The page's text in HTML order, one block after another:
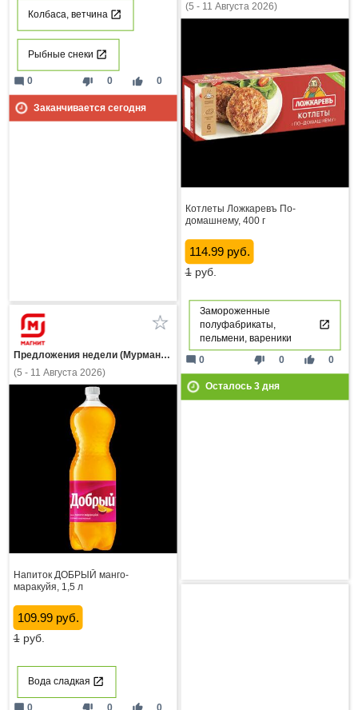
Колбаса, ветчина
Рыбные снеки
thumb_down 0 thumb_up 0
mode_comment 0
Заканчивается сегодня
(5 - 11 Августа 2026)
Котлеты Ложкаревъ По-
домашнему, 400 г
114.99 руб.
1руб.
Замороженные
полуфабрикаты,
пельмени, вареники
thumb_down 0 thumb_up 0
mode_comment 0
Осталось 3дня
Предложения недели (Мурманская область)
(5 - 11 Августа 2026)
Напиток ДОБРЫЙ манго-
маракуйя, 1,5 л
109.99 руб.
1руб.
Вода сладкая
0 0
0